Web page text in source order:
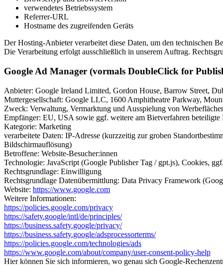
verwendetes Betriebssystem
Referrer-URL
Hostname des zugreifenden Geräts
Der Hosting-Anbieter verarbeitet diese Daten, um den technischen
Die Verarbeitung erfolgt ausschließlich in unserem Auftrag.
Google Ad Manager (vormals DoubleClick for
Anbieter: Google Ireland Limited, Gordon House, Barrow Street,
Muttergesellschaft: Google LLC, 1600 Amphitheatre Parkway,
Zweck: Verwaltung, Vermarktung und Ausspielung von
Empfänger: EU, USA sowie ggf. weitere am Bietverfahren
Kategorie: Marketing
verarbeitete Daten: IP-Adresse (kurzzeitig zur groben
Bildschirmauflösung)
Betroffene: Website-Besucher:innen
Technologie: JavaScript (Google Publisher Tag / gpt.js), Cookies,
Rechtsgrundlage: Einwilligung
Rechtsgrundlage Datenübermittlung: Data Privacy Framework
Website: https://www.google.com
Weitere Informationen:
https://policies.google.com/privacy
https://safety.google/intl/de/principles/
https://business.safety.google/privacy/
https://business.safety.google/adsprocessorterms/
https://policies.google.com/technologies/ads
https://www.google.com/about/company/user-consent-policy-help
Hier können Sie sich informieren, wo genau sich Google-